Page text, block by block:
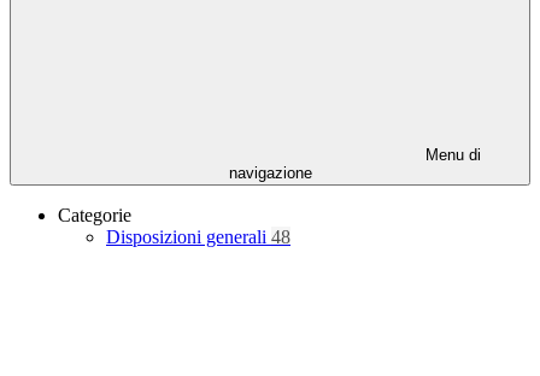
Menu di
navigazione
Categorie
Disposizioni generali 48